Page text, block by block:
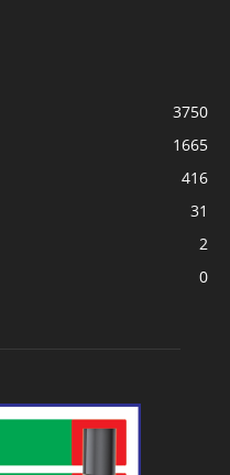
3750
1665
416
31
2
0